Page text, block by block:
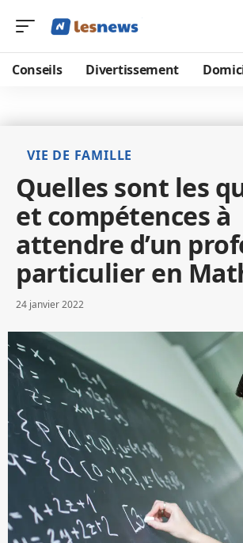
Conseils Divertissement
VIE DE FAMILLE
Quelles sont les
et compétences à
attendre d’un
particulier en
24 janvier 2022